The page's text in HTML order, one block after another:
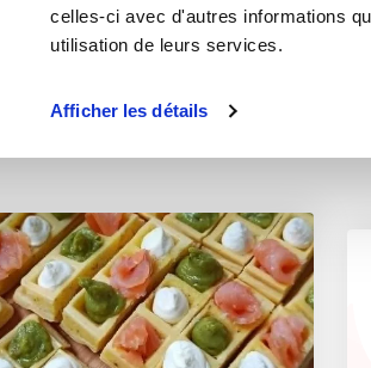
celles-ci avec d'autres informations
utilisation de leurs services.
Afficher les détails